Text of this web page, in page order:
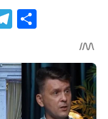
Telegram